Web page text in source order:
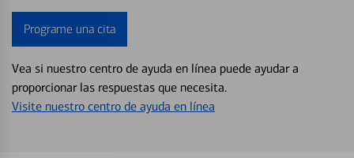
Programe una cita
Vea si nuestro centro de ayuda en línea puede ayudar a
proporcionar las respuestas que necesita.
Visite nuestro centro de ayuda en línea